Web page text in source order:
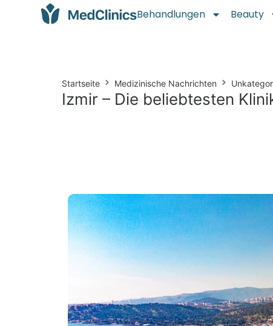
Behandlungen Beauty
Izmir – Die beliebtesten
Startseite Medizinische Nachrichten